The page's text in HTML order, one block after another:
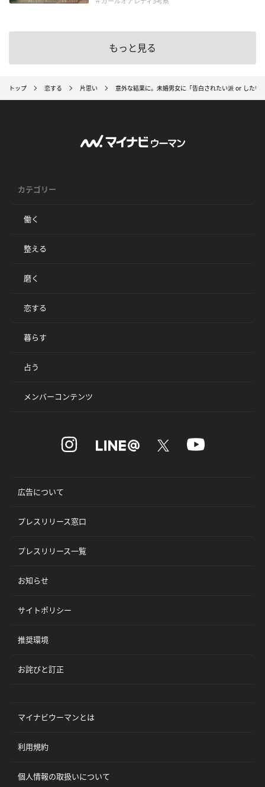
もっと見る
トップ 恋する 片思い 意外な結果に。未婚男女に「告白されたい派 or したい
カテゴリー
働く
整える
磨く
恋する
暮らす
占う
メンバーコンテンツ
広告について
プレスリリース窓口
プレスリリース一覧
お知らせ
サイトポリシー
推奨環境
お詫びと訂正
マイナビウーマンとは
利用規約
個人情報の取扱いについて